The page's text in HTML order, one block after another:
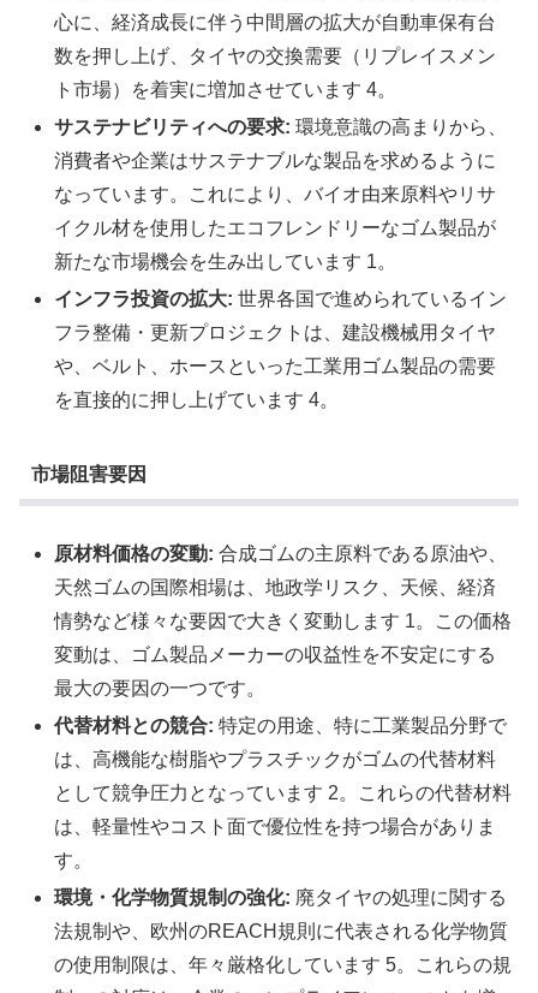
心に、経済成長に伴う中間層の拡大が自動車保有台
数を押し上げ、タイヤの交換需要（リプレイスメン
ト市場）を着実に増加させています 4。
サステナビリティへの要求: 環境意識の高まりから、
消費者や企業はサステナブルな製品を求めるように
なっています。これにより、バイオ由来原料やリサ
イクル材を使用したエコフレンドリーなゴム製品が
新たな市場機会を生み出しています 1。
インフラ投資の拡大: 世界各国で進められているイン
フラ整備・更新プロジェクトは、建設機械用タイヤ
や、ベルト、ホースといった工業用ゴム製品の需要
を直接的に押し上げています 4。
市場阻害要因
原材料価格の変動: 合成ゴムの主原料である原油や、
天然ゴムの国際相場は、地政学リスク、天候、経済
情勢など様々な要因で大きく変動します 1。この価格
変動は、ゴム製品メーカーの収益性を不安定にする
最大の要因の一つです。
代替材料との競合: 特定の用途、特に工業製品分野で
は、高機能な樹脂やプラスチックがゴムの代替材料
として競争圧力となっています 2。これらの代替材料
は、軽量性やコスト面で優位性を持つ場合がありま
す。
環境・化学物質規制の強化: 廃タイヤの処理に関する
法規制や、欧州のREACH規則に代表される化学物質
の使用制限は、年々厳格化しています 5。これらの規